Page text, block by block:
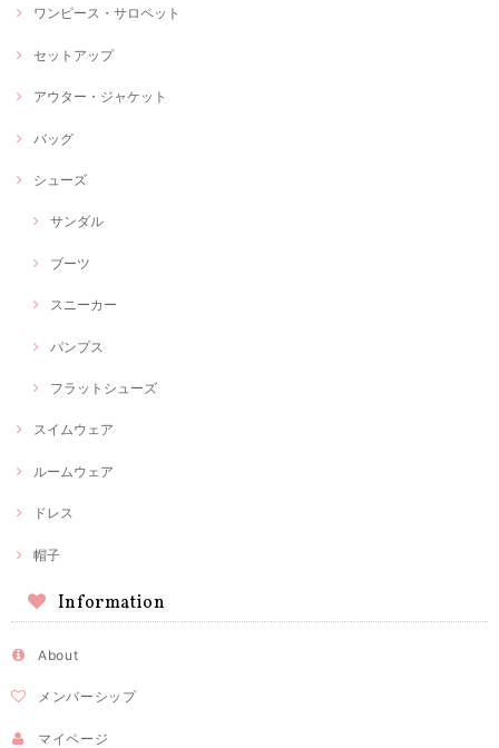
ワンピース・サロペット
セットアップ
アウター・ジャケット
バッグ
シューズ
サンダル
ブーツ
スニーカー
パンプス
フラットシューズ
スイムウェア
ルームウェア
ドレス
帽子
Information
About
メンバーシップ
マイページ